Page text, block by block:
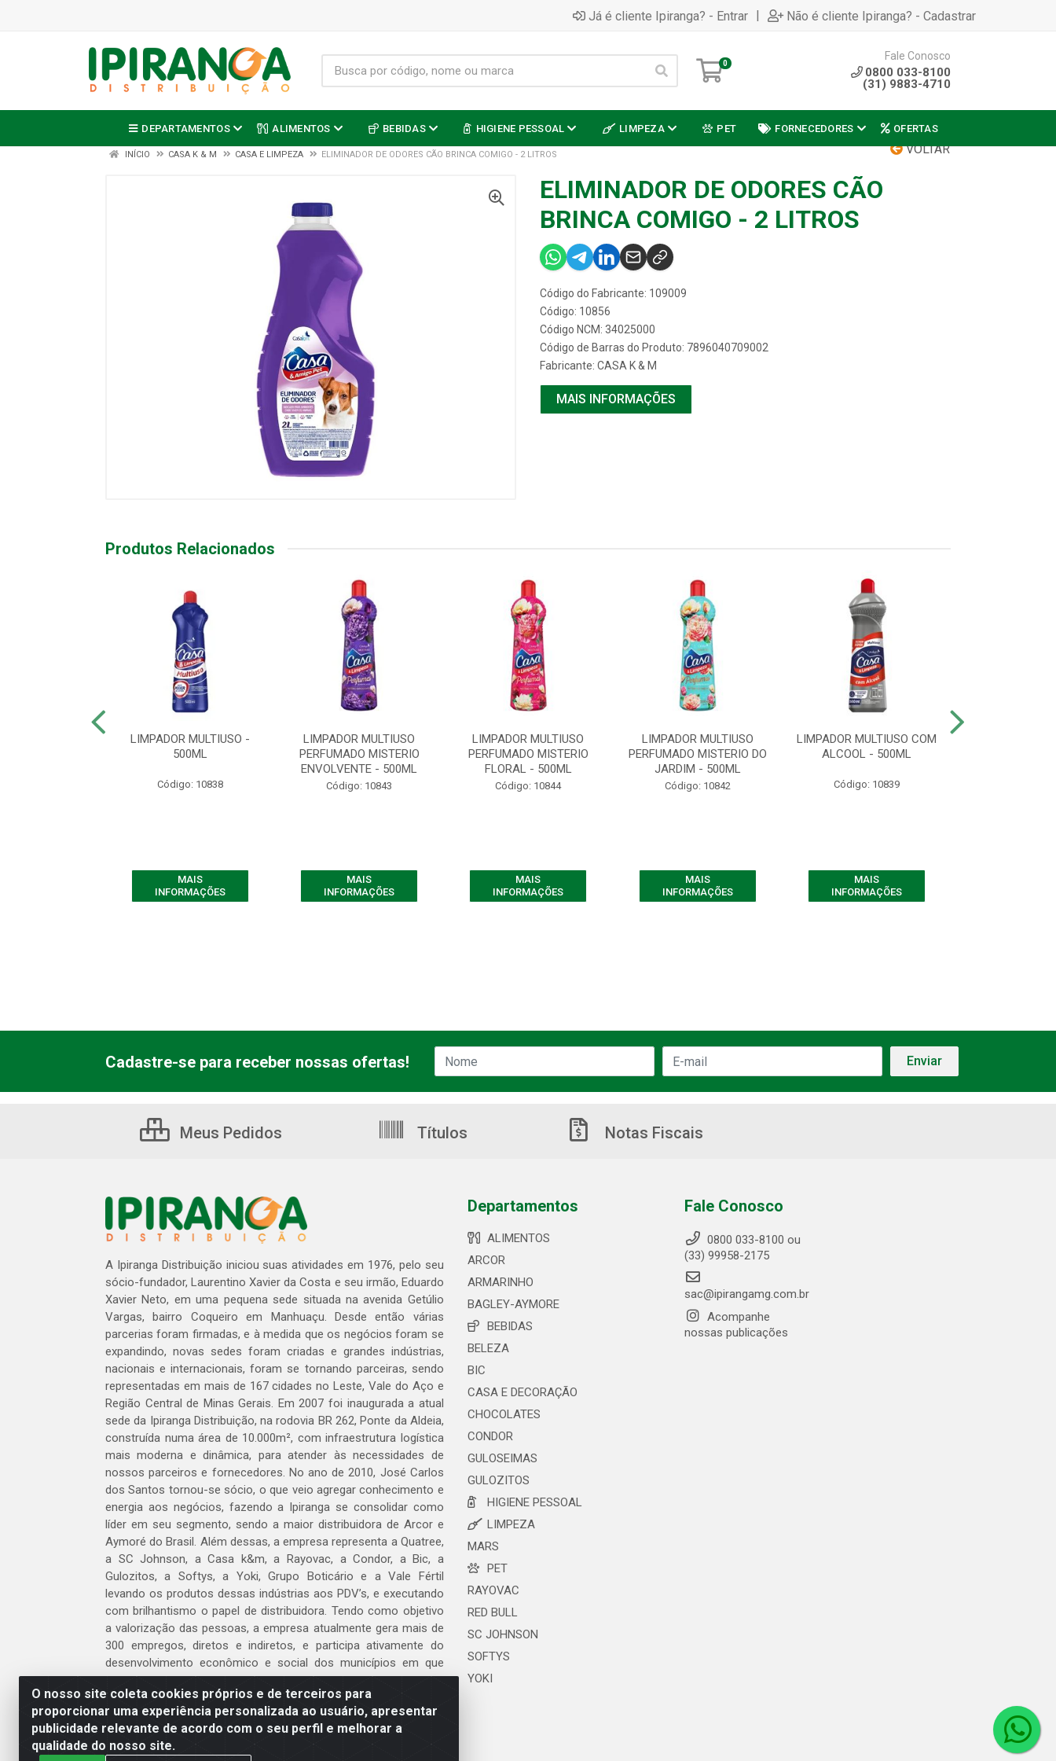
Já é cliente Ipiranga? - Entrar | Não é cliente Ipiranga? - Cadastrar
0
Fale Conosco
0800 033-8100
(31) 9883-4710
DEPARTAMENTOS ALIMENTOS BEBIDAS HIGIENE PESSOAL LIMPEZA PET FORNECEDORES OFERTAS
VOLTAR
INÍCIO CASA K & M CASA E LIMPEZA ELIMINADOR DE ODORES CÃO BRINCA COMIGO - 2 LITROS
ELIMINADOR DE ODORES CÃO
BRINCA COMIGO - 2 LITROS
Código do Fabricante: 109009
Código: 10856
Código NCM: 34025000
Código de Barras do Produto: 7896040709002
Fabricante: CASA K & M
MAIS INFORMAÇÕES
Produtos Relacionados
LIMPADOR MULTIUSO -
500ML
Código: 10838
MAIS
INFORMAÇÕES
LIMPADOR MULTIUSO
PERFUMADO MISTERIO
ENVOLVENTE - 500ML
Código: 10843
MAIS
INFORMAÇÕES
LIMPADOR MULTIUSO
PERFUMADO MISTERIO
FLORAL - 500ML
Código: 10844
MAIS
INFORMAÇÕES
LIMPADOR MULTIUSO
PERFUMADO MISTERIO DO
JARDIM - 500ML
Código: 10842
MAIS
INFORMAÇÕES
LIMPADOR MULTIUSO COM
ALCOOL - 500ML
Código: 10839
MAIS
INFORMAÇÕES
O nosso site coleta cookies próprios e de terceiros para
proporcionar uma experiência personalizada ao usuário, apresentar
publicidade relevante de acordo com o seu perfil e melhorar a
qualidade do nosso site.
Cadastre-se para receber nossas ofertas!
Meus Pedidos Títulos Notas Fiscais
A Ipiranga Distribuição iniciou suas atividades em 1976, pelo seu
sócio-fundador, Laurentino Xavier da Costa e seu irmão, Eduardo
Xavier Neto, em uma pequena sede situada na avenida Getúlio
Vargas, bairro Coqueiro em Manhuaçu. Desde então várias
parcerias foram firmadas, e à medida que os negócios foram se
expandindo, novas sedes foram criadas e grandes indústrias,
nacionais e internacionais, foram se tornando parceiras, sendo
representadas em mais de 167 cidades no Leste, Vale do Aço e
Região Central de Minas Gerais. Em 2007 foi inaugurada a atual
sede da Ipiranga Distribuição, na rodovia BR 262, Ponte da Aldeia,
construída numa área de 10.000m², com infraestrutura logística
mais moderna e dinâmica, para atender às necessidades de
nossos parceiros e fornecedores. No ano de 2010, José Carlos
dos Santos tornou-se sócio, o que veio agregar conhecimento e
energia aos negócios, fazendo a Ipiranga se consolidar como
líder em seu segmento, sendo a maior distribuidora de Arcor e
Aymoré do Brasil. Além dessas, a empresa representa a Quatree,
a SC Johnson, a Casa k&m, a Rayovac, a Condor, a Bic, a
Gulozitos, a Softys, a Yoki, Grupo Boticário e a Vale Fértil
levando os produtos dessas indústrias aos PDV’s, e executando
com brilhantismo o papel de distribuidora. Tendo como objetivo
a valorização das pessoas, a empresa atualmente gera mais de
300 empregos, diretos e indiretos, e participa ativamente do
desenvolvimento econômico e social dos municípios em que
atua.
Venha fazer parte do nosso time!
Clique aqui
Departamentos
ALIMENTOS
ARCOR
ARMARINHO
BAGLEY-AYMORE
BEBIDAS
BELEZA
BIC
CASA E DECORAÇÃO
CHOCOLATES
CONDOR
GULOSEIMAS
GULOZITOS
HIGIENE PESSOAL
LIMPEZA
MARS
PET
RAYOVAC
RED BULL
SC JOHNSON
SOFTYS
YOKI
Fale Conosco
0800 033-8100 ou
(33) 99958-2175
sac@ipirangamg.com.br
Acompanhe
nossas publicações